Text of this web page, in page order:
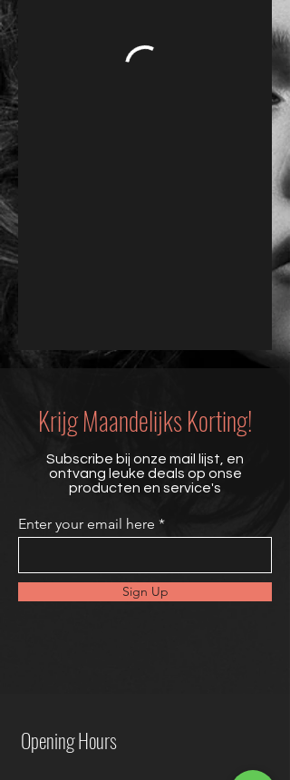
Krijg Maandelijks Korting!
Subscribe bij onze mail lijst, en
ontvang leuke deals op onse
producten en service's
Enter your email here
Sign Up
Opening Hours